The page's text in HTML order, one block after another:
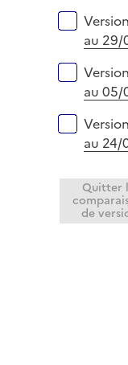
au
au
au 24/
Quitter
de